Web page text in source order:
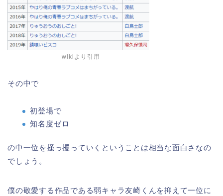
wikiより引用
その中で
初登場で
知名度ゼロ
の中一位を掻っ攫っていくということは相当な面白さなの
でしょう。
僕の敬愛する作品である弱キャラ友崎くんを抑えて一位に